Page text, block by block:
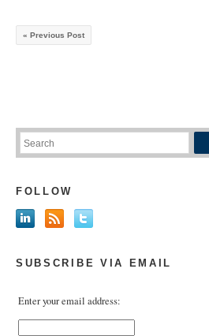
« Previous Post
FOLLOW
SUBSCRIBE VIA EMAIL
Enter your email address: